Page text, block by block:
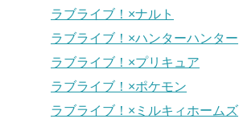
ラブライブ！×ナルト
ラブライブ！×ハンターハンター
ラブライブ！×プリキュア
ラブライブ！×ポケモン
ラブライブ！×ミルキィホームズ